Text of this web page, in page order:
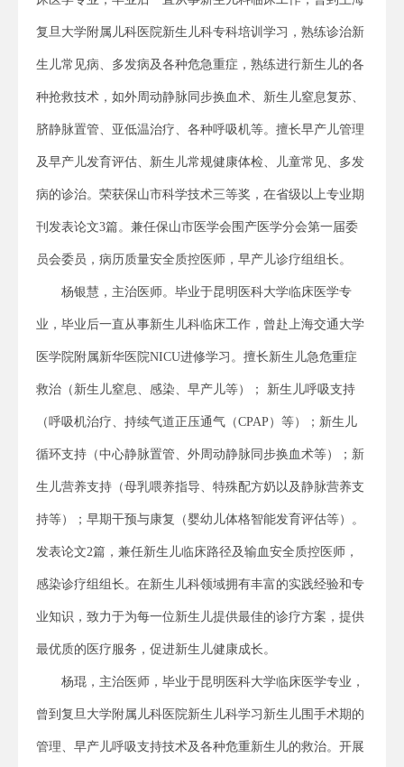
复旦大学附属儿科医院新生儿科专科培训学习，熟练诊治新
生儿常见病、多发病及各种危急重症，熟练进行新生儿的各
种抢救技术，如外周动静脉同步换血术、新生儿窒息复苏、
脐静脉置管、亚低温治疗、各种呼吸机等。擅长早产儿管理
及早产儿发育评估、新生儿常规健康体检、儿童常见、多发
病的诊治。荣获保山市科学技术三等奖，在省级以上专业期
刊发表论文3篇。兼任保山市医学会围产医学分会第一届委
员会委员，病历质量安全质控医师，早产儿诊疗组组长。
杨银慧，主治医师。毕业于昆明医科大学临床医学专
业，毕业后一直从事新生儿科临床工作，曾赴上海交通大学
医学院附属新华医院NICU进修学习。擅长新生儿急危重症
救治（新生儿窒息、感染、早产儿等）； 新生儿呼吸支持
（呼吸机治疗、持续气道正压通气（CPAP）等）；新生儿
循环支持（中心静脉置管、外周动静脉同步换血术等）；新
生儿营养支持（母乳喂养指导、特殊配方奶以及静脉营养支
持等）；早期干预与康复（婴幼儿体格智能发育评估等）。
发表论文2篇，兼任新生儿临床路径及输血安全质控医师，
感染诊疗组组长。在新生儿科领域拥有丰富的实践经验和专
业知识，致力于为每一位新生儿提供最佳的诊疗方案，提供
最优质的医疗服务，促进新生儿健康成长。
杨琨，主治医师，毕业于昆明医科大学临床医学专业，
曾到复旦大学附属儿科医院新生儿科学习新生儿围手术期的
管理、早产儿呼吸支持技术及各种危重新生儿的救治。开展